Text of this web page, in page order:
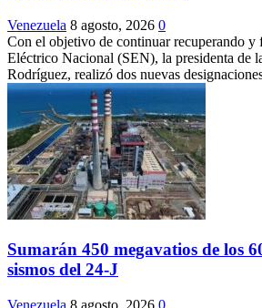
Venezuela 8 agosto, 2026 0
Con el objetivo de continuar recuperando y
Eléctrico Nacional (SEN), la presidenta de
Rodríguez, realizó dos nuevas
Sumarán 450 megavatios de los
sismos del 24-J
Venezuela 8 agosto, 2026 0